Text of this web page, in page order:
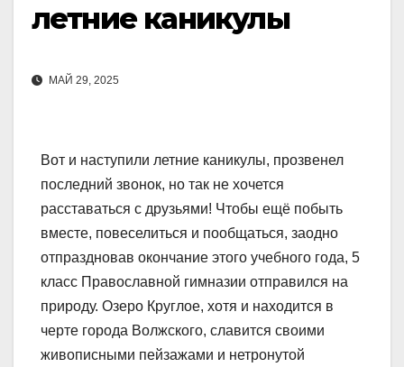
летние каникулы
МАЙ 29, 2025
Вот и наступили летние каникулы, прозвенел
последний звонок, но так не хочется
расставаться с друзьями! Чтобы ещё побыть
вместе, повеселиться и пообщаться, заодно
отпраздновав окончание этого учебного года, 5
класс Православной гимназии отправился на
природу. Озеро Круглое, хотя и находится в
черте города Волжского, славится своими
живописными пейзажами и нетронутой